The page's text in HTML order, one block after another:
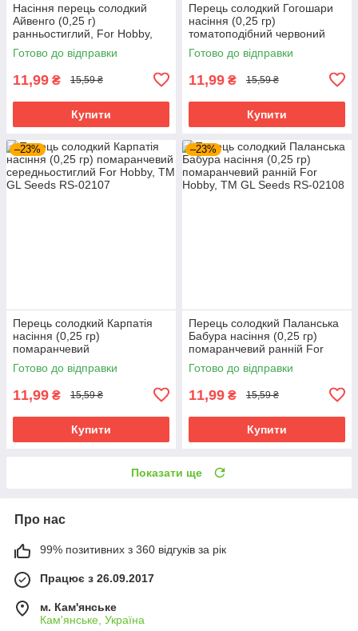
Насіння перець солодкий
Айвенго (0,25 г)
ранньостиглий, For Hobby,
TM GL Seeds
Готово до відправки
11,99 ₴ 15,59 ₴
Купити
Перець солодкий Гогошари
насіння (0,25 гр)
томатоподібний червоний
середньостиглий For Hobby,
TM GL Seeds
Готово до відправки
11,99 ₴ 15,59 ₴
Купити
–23%
Перець солодкий Карпатія
насіння (0,25 гр)
помаранчевий
середньостиглий For Hobby,
TM GL Seeds
Готово до відправки
11,99 ₴ 15,59 ₴
Купити
–23%
Перець солодкий Паланська
Бабура насіння (0,25 гр)
помаранчевий ранній For
Hobby, TM GL Seeds
Готово до відправки
11,99 ₴ 15,59 ₴
Купити
Показати ще
Про нас
99% позитивних з 360 відгуків за рік
Працює з 26.09.2017
м. Кам'янське
Кам'янське, Україна